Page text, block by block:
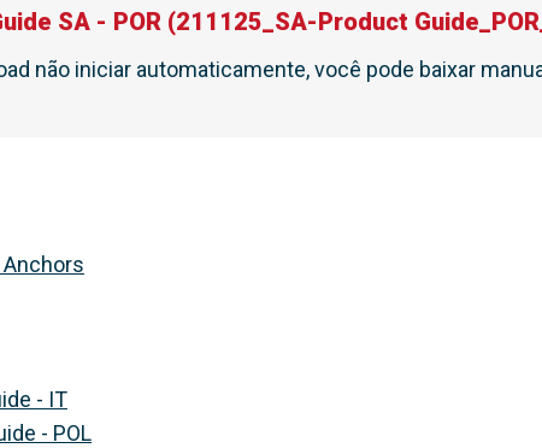
SA - POR (211125_SA-Product
não iniciar automaticamente, você pode baixar
- IT
- POL